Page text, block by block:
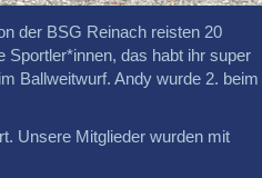
der BSG Reinach reisten 20
Sportler*innen, das habt ihr super
Ballweitwurf. Andy wurde 2. beim
Unsere Mitglieder wurden mit